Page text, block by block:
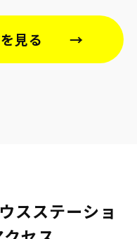
見る
スステーショ